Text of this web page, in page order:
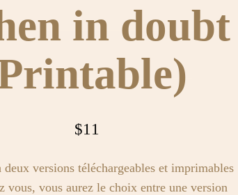
in doubt
$11
deux versions téléchargeables et imprimables
vous, vous aurez le choix entre une version